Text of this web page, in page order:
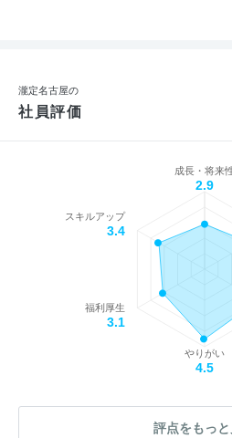
瀧定名古屋の
社員評価
成長・将来
2.9
やりがい
4.5
福利厚生
3.1
スキルアップ
3.4
評点をもっ